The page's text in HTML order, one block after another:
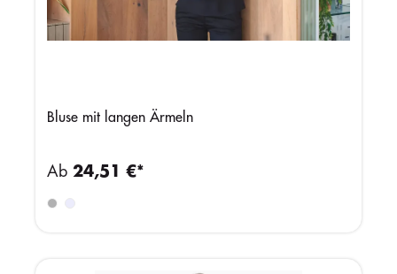
Bluse mit langen Ärmeln
Ab 24,51 €*